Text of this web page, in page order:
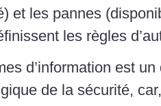
et les pannes
les règles
d’information est un
de la sécurité,